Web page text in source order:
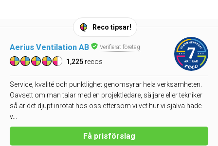
Reco tipsar!
Aerius Ventilation AB Verifierat företag
1,225 recos
Service, kvalité och punktlighet genomsyrar hela verksamheten.
Oavsett om man talar med en projektledare, säljare eller tekniker
så är det djupt inrotat hos oss eftersom vi vet hur vi själva hade
v...
Få prisförslag